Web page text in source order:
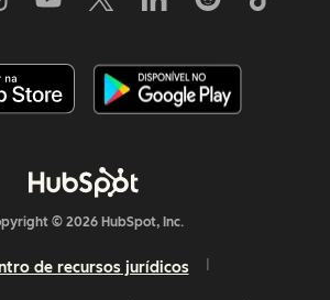
© 2026 HubSpot, Inc.
de recursos jurídicos